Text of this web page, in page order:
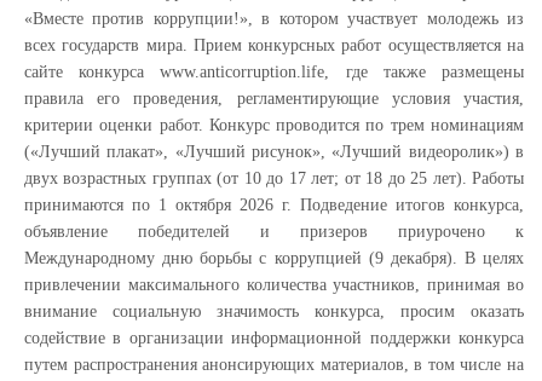
«Вместе против коррупции!», в котором участвует молодежь из
всех государств мира. Прием конкурсных работ осуществляется на
сайте конкурса www.anticorruption.life, где также размещены
правила его проведения, регламентирующие условия участия,
критерии оценки работ. Конкурс проводится по трем номинациям
(«Лучший плакат», «Лучший рисунок», «Лучший видеоролик») в
двух возрастных группах (от 10 до 17 лет; от 18 до 25 лет). Работы
принимаются по 1 октября 2026 г. Подведение итогов конкурса,
объявление победителей и призеров приурочено к
Международному дню борьбы с коррупцией (9 декабря). В целях
привлечении максимального количества участников, принимая во
внимание социальную значимость конкурса, просим оказать
содействие в организации информационной поддержки конкурса
путем распространения анонсирующих материалов, в том числе на